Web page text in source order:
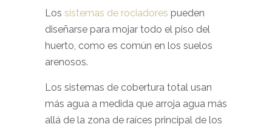
Los sistemas de rociadores pueden
diseñarse para mojar todo el piso del
huerto, como es común en los suelos
arenosos.
Los sistemas de cobertura total usan
más agua a medida que arroja agua más
allá de la zona de raíces principal de los